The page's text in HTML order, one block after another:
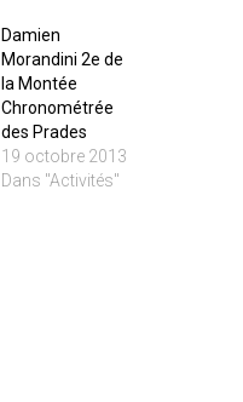
Damien
Morandini 2e de
la Montée
Chronométrée
des Prades
19 octobre 2013
Dans "Activités"